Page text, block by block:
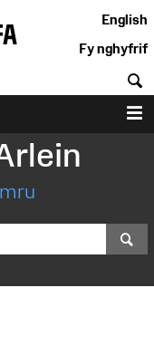
English
Fy nghyfrif